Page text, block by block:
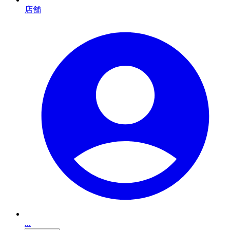
店舗
...